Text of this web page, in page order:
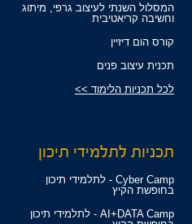
המסלול השנתי לעיצוב גרפי, מיתוג
וחשיבה קריאטיבית
קורס הום דיזיין
תכנית עיצוב פנים
לכל תכניות הלימוד >>
תכניות לתלמידי תיכון
Cyber Camp - לתלמידי תיכון
בחופשת הקיץ
AI+DATA Camp - לתלמידי תיכון